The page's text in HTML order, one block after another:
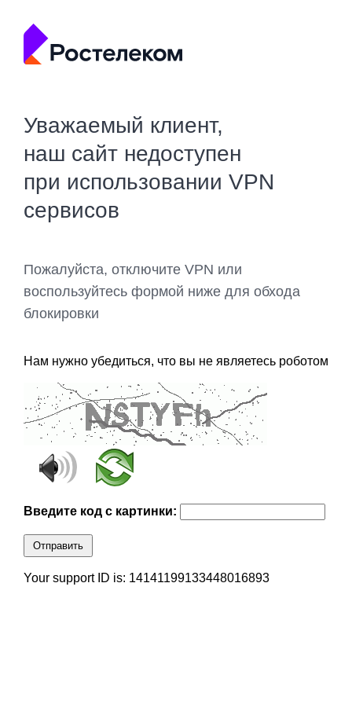
Уважаемый клиент,
наш сайт недоступен
при использовании VPN
сервисов
Пожалуйста, отключите VPN или
воспользуйтесь формой ниже для обхода
блокировки
Нам нужно убедиться, что вы не являетесь роботом
Введите код с картинки:
Отправить
Your support ID is: 14141199133448016893